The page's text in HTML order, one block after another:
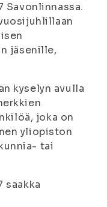
Savonlinnassa.
jäsenille,
kyselyn avulla
joka on
yliopiston
tai
saakka